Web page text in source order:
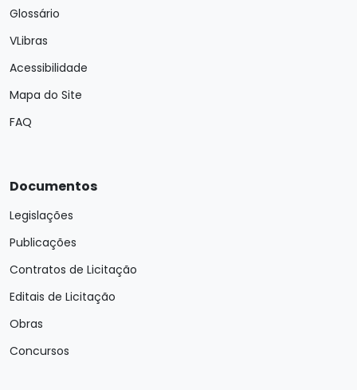
Glossário
VLibras
Acessibilidade
Mapa do Site
FAQ
Documentos
Legislações
Publicações
Contratos de Licitação
Editais de Licitação
Obras
Concursos